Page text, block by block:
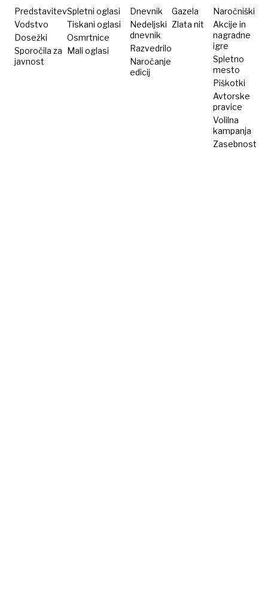
Predstavitev
Vodstvo
Dosežki
Sporočila za
javnost
Spletni oglasi
Tiskani oglasi
Osmrtnice
Mali oglasi
Dnevnik
Nedeljski
dnevnik
Razvedrilo
Naročanje
edicij
Gazela
Zlata nit
Naročniški
Akcije in
nagradne
igre
Spletno
mesto
Piškotki
Avtorske
pravice
Volilna
kampanja
Zasebnost